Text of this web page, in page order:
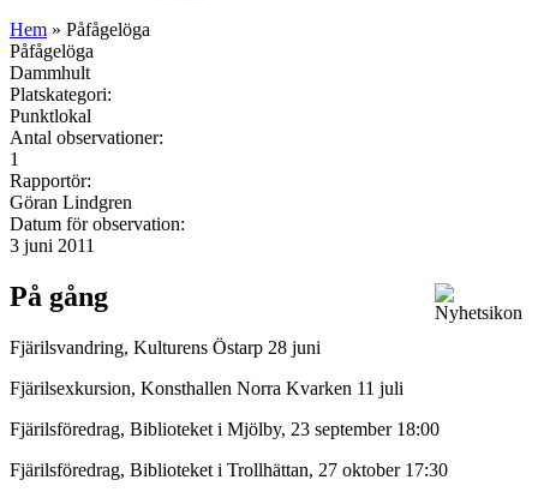
Hem » Påfågelöga
Påfågelöga
Dammhult
Platskategori:
Punktlokal
Antal observationer:
1
Rapportör:
Göran Lindgren
Datum för observation:
3 juni 2011
På gång
Fjärilsvandring, Kulturens Östarp 28 juni
Fjärilsexkursion, Konsthallen Norra Kvarken 11 juli
Fjärilsföredrag, Biblioteket i Mjölby, 23 september 18:00
Fjärilsföredrag, Biblioteket i Trollhättan, 27 oktober 17:30